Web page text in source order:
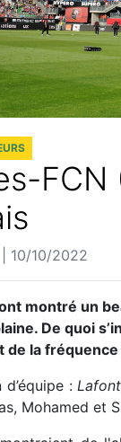
FCN
10/10/2022
montré un
De quoi
de la
:
Mohamed et